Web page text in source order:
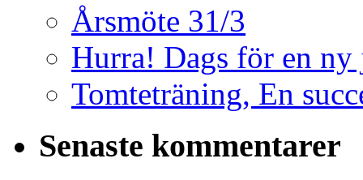
Årsmöte 31/3
Hurra! Dags för en
Tomteträning, En
Senaste kommentarer